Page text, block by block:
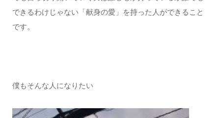
できるわけじゃない「献身の愛」を持った人ができること
です。
僕もそんな人になりたい